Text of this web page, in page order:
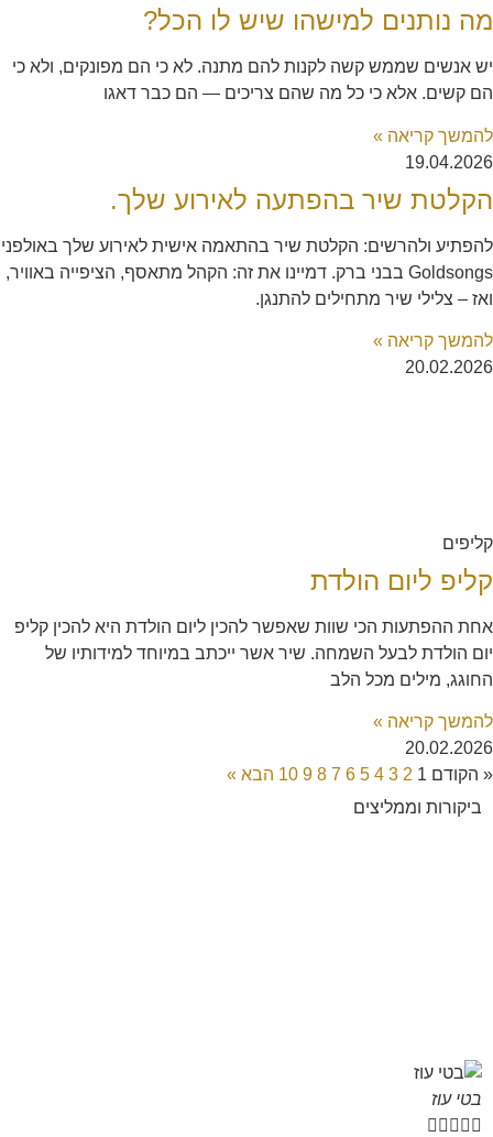
מה נותנים למישהו שיש לו הכל?
יש אנשים שממש קשה לקנות להם מתנה. לא כי הם מפונקים, ולא כי
הם קשים. אלא כי כל מה שהם צריכים — הם כבר דאגו
להמשך קריאה »
19.04.2026
הקלטת שיר בהפתעה לאירוע שלך.
להפתיע ולהרשים: הקלטת שיר בהתאמה אישית לאירוע שלך באולפני
Goldsongs בבני ברק. דמיינו את זה: הקהל מתאסף, הציפייה באוויר,
ואז – צלילי שיר מתחילים להתנגן.
להמשך קריאה »
20.02.2026
קליפים
קליפ ליום הולדת
אחת ההפתעות הכי שוות שאפשר להכין ליום הולדת היא להכין קליפ
יום הולדת לבעל השמחה. שיר אשר ייכתב במיוחד למידותיו של
החוגג, מילים מכל הלב
להמשך קריאה »
20.02.2026
« הקודם 1
2
3
4
5
6
7
8
9
10 הבא »
ביקורות וממליצים
בטי עוז
    